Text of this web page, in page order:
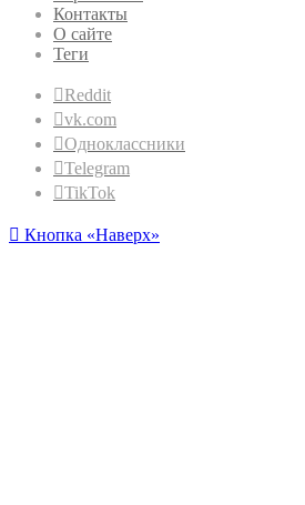
Контакты
О сайте
Теги
Reddit
vk.com
Одноклассники
Telegram
TikTok
Кнопка «Наверх»